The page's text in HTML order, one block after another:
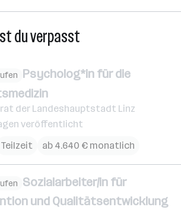
du verpasst
Psycholog*in für die
der Landeshauptstadt Linz
veröffentlicht
Teilzeit ab 4.640 € monatlich
Sozialarbeiter/in für
und Qualitätsentwicklung